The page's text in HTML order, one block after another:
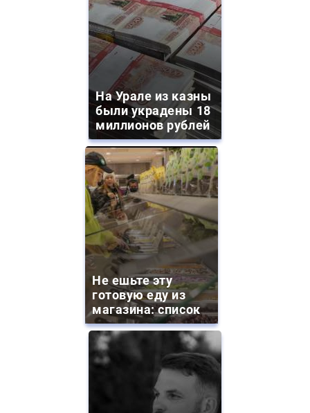
На Урале из казны
были украдены 18
миллионов рублей
Не ешьте эту
готовую еду из
магазина: список